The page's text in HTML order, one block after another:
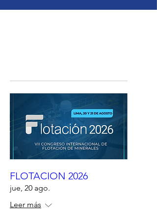
FLOTACION 2026
jue, 20 ago.
Leer más